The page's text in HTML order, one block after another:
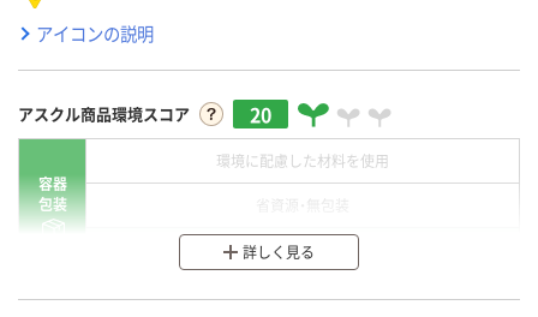
アイコンの説明
アスクル商品環境スコア 20
容器
包装
環境に配慮した材料を使用
分別・リサイクルしやすい設計
詳しく見る